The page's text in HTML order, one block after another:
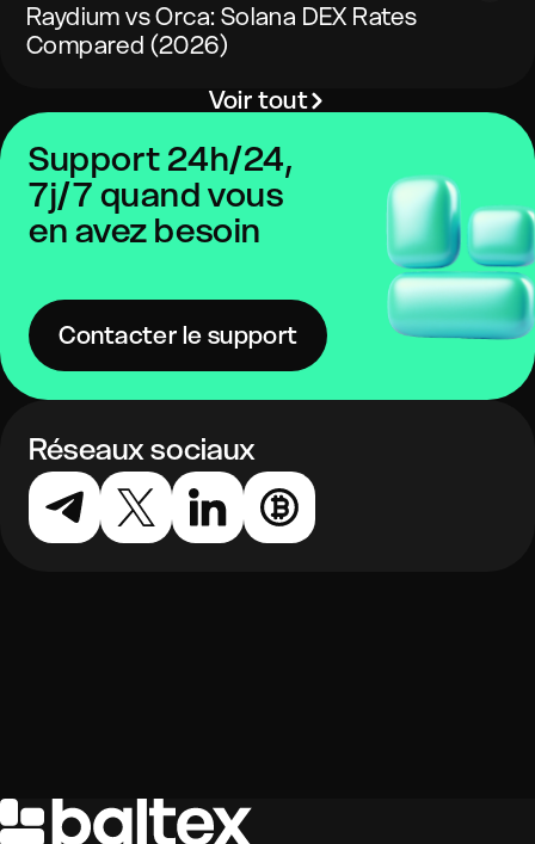
Raydium vs Orca: Solana DEX Rates
Compared (2026)
Voir tout
Support 24h/24,
7j/7 quand vous
en avez besoin
Contacter le support
Réseaux sociaux